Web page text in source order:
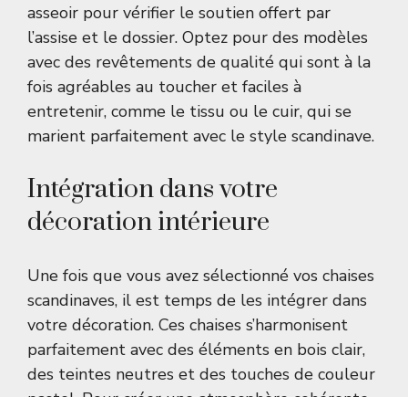
asseoir pour vérifier le soutien offert par
l’assise et le dossier. Optez pour des modèles
avec des revêtements de qualité qui sont à la
fois agréables au toucher et faciles à
entretenir, comme le tissu ou le cuir, qui se
marient parfaitement avec le style scandinave.
Intégration dans votre
décoration intérieure
Une fois que vous avez sélectionné vos chaises
scandinaves, il est temps de les intégrer dans
votre décoration. Ces chaises s’harmonisent
parfaitement avec des éléments en bois clair,
des teintes neutres et des touches de couleur